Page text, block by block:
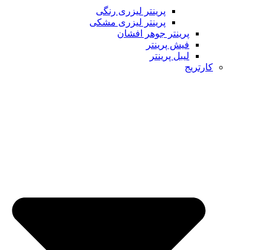
پرینتر لیزری رنگی
پرینتر لیزری مشکی
پرینتر جوهر افشان
فیش پرینتر
لیبل پرینتر
کارتریج